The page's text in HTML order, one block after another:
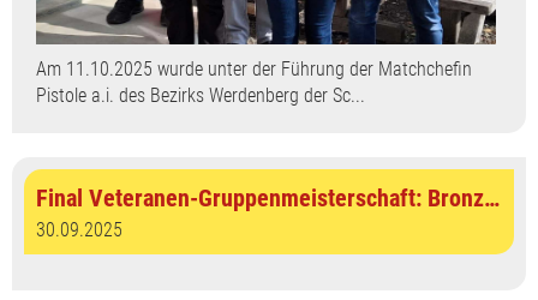
Am 11.10.2025 wurde unter der Führung der Matchchefin
Pistole a.i. des Bezirks Werdenberg der Sc...
Final Veteranen-Gruppenmeisterschaft: Bronze für PSL'er
30.09.2025